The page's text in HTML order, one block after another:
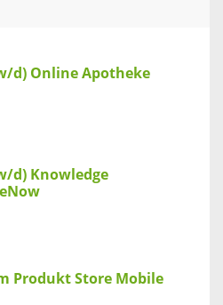
d) Online Apotheke
d) Knowledge
Produkt Store Mobile